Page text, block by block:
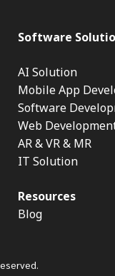
Software
AI Solution
Mobile App
Software
Web
AR & VR & MR
IT Solution
Resources
Blog